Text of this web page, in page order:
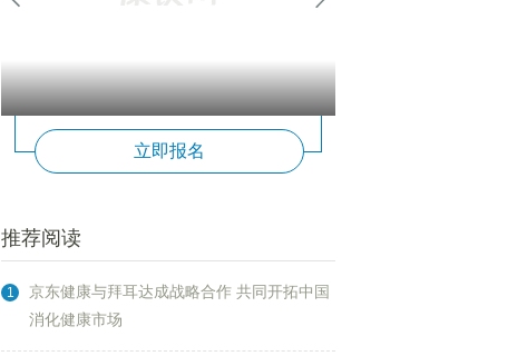
立即报名
推荐阅读
1
京东健康与拜耳达成战略合作 共同开拓中国
消化健康市场